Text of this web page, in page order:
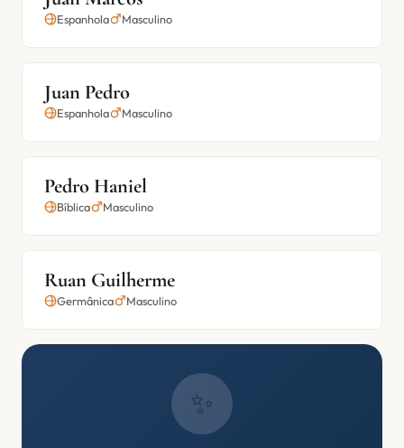
Espanhola Masculino
Juan Pedro
Espanhola Masculino
Pedro Haniel
Bíblica Masculino
Ruan Guilherme
Germânica Masculino
✨